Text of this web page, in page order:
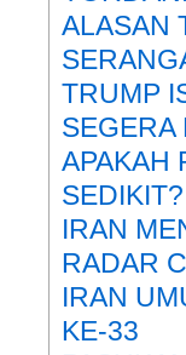
ALASAN
TRUMP
SEGERA
APAKAH
SEDIKIT?
IRAN
RADAR
IRAN
KE-33